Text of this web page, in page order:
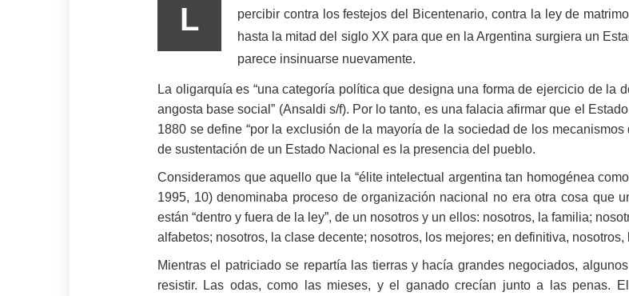
L
percibir contra los festejos del Bicentenario, contra la ley de
hasta la mitad del siglo XX para que en la Argentina surgiera un
parece insinuarse nuevamente.
La oligarquía es “una categoría política que designa una forma de ejercicio de la
angosta base social” (Ansaldi s/f). Por lo tanto, es una falacia afirmar que el
1880 se define “por la exclusión de la mayoría de la sociedad de los
de sustentación de un Estado Nacional es la presencia del pueblo.
Consideramos que aquello que la “élite intelectual argentina tan homogénea
1995, 10) denominaba proceso de organización nacional no era otra cosa que
están “dentro y fuera de la ley”, de un nosotros y un ellos: nosotros, la familia;
alfabetos; nosotros, la clase decente; nosotros, los mejores; en definitiva, nosotros,
Mientras el patriciado se repartía las tierras y hacía grandes negociados,
resistir. Las odas, como las mieses, y el ganado crecían junto a las penas.